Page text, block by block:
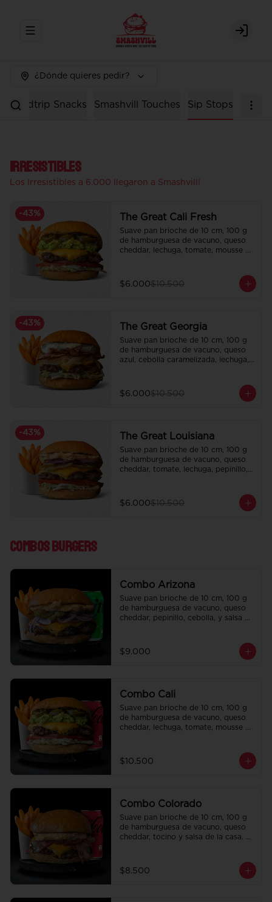
Abrir menu de navegación Login
¿Dónde quieres pedir?
Roadtrip Snacks Smashvill Touches Sip Stops
Irresistibles
Los Irresistibles a 6.000 llegaron a Smashvill!
-43% The Great Cali Fresh
Suave pan brioche de 10 cm, 100 g
de hamburguesa de vacuno, queso
cheddar, lechuga, tomate, mousse de
$6.000$10.500
-43% The Great Georgia
Suave pan brioche de 10 cm, 100 g
de hamburguesa de vacuno, queso
azul, cebolla caramelizada, lechuga,
$6.000$10.500
-43% The Great Louisiana
Suave pan brioche de 10 cm, 100 g
de hamburguesa de vacuno, queso
cheddar, tomate, lechuga, pepinillo,
Incluye papas fritas crocantes.
$6.000$10.500
Combos Burgers
Combo Arizona
Suave pan brioche de 10 cm, 100 g
de hamburguesa de vacuno, queso
cheddar, pepinillo, cebolla, y salsa de
regalo a elección y una bebida de
350 cc a elección.
$9.000
Combo Cali
Suave pan brioche de 10 cm, 100 g
de hamburguesa de vacuno, queso
cheddar, lechuga, tomate, mousse de
condimentadas, salsa de la casa de
regalo a elección y una bebida de
$10.500
Combo Colorado
Suave pan brioche de 10 cm, 100 g
de hamburguesa de vacuno, queso
cheddar, tocino y salsa de la casa.
regalo a elección y una bebida de
350 cc a elección.
$8.500